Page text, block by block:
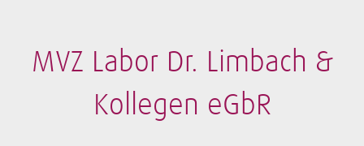
MVZ Labor Dr. Limbach &
Kollegen eGbR